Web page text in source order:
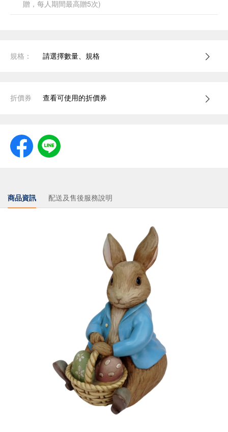
贈，每人期間最高贈5次)
規格： 請選擇數量、規格
折價券 查看可使用的折價券
商品資訊 配送及售後服務說明